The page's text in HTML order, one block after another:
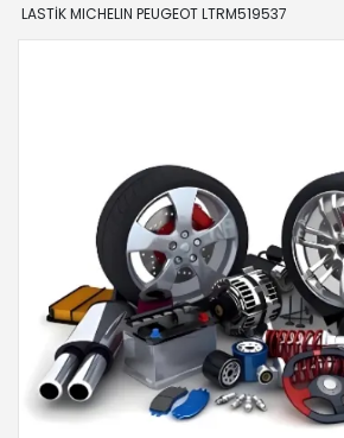
LASTIK MICHELIN PEUGEOT LTRM519537